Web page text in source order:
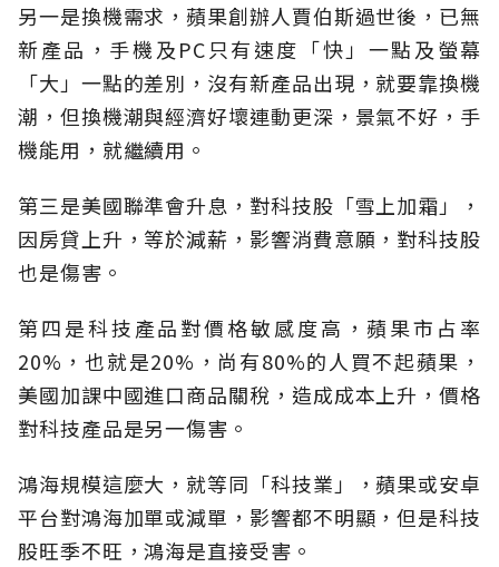
另一是換機需求，蘋果創辦人賈伯斯過世後，已無
新產品，手機及PC只有速度「快」一點及螢幕
「大」一點的差別，沒有新產品出現，就要靠換機
潮，但換機潮與經濟好壞連動更深，景氣不好，手
機能用，就繼續用。
第三是美國聯準會升息，對科技股「雪上加霜」，
因房貸上升，等於減薪，影響消費意願，對科技股
也是傷害。
第四是科技產品對價格敏感度高，蘋果市占率
20%，也就是20%，尚有80%的人買不起蘋果，
美國加課中國進口商品關稅，造成成本上升，價格
對科技產品是另一傷害。
鴻海規模這麼大，就等同「科技業」，蘋果或安卓
平台對鴻海加單或減單，影響都不明顯，但是科技
股旺季不旺，鴻海是直接受害。